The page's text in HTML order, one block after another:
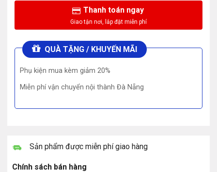
Thanh toán ngay
QUÀ TẶNG / KHUYẾN MÃI
Phụ kiện mua kèm giảm 20%
Miễn phí vận chuyển nội thành Đà Nẵng
Sản phẩm được miễn phí giao hàng
Chính sách bán hàng